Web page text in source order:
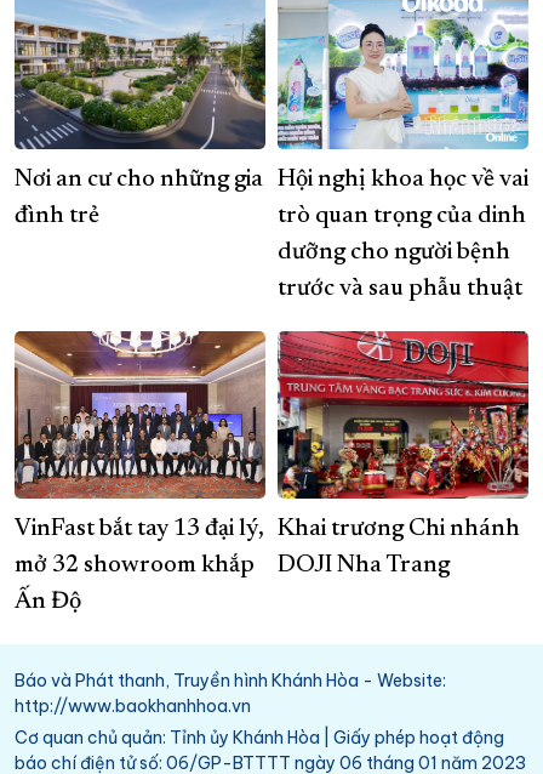
Nơi an cư cho những gia
đình trẻ
Hội nghị khoa học về vai
trò quan trọng của dinh
dưỡng cho người bệnh
trước và sau phẫu thuật
VinFast bắt tay 13 đại lý,
mở 32 showroom khắp
Ấn Độ
Khai trương Chi nhánh
DOJI Nha Trang
Báo và Phát thanh, Truyền hình Khánh Hòa - Website:
http://www.baokhanhhoa.vn
Cơ quan chủ quản: Tỉnh ủy Khánh Hòa | Giấy phép hoạt động
báo chí điện tử số: 06/GP-BTTTT ngày 06 tháng 01 năm 2023